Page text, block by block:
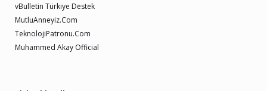
vBulletin Türkiye Destek
MutluAnneyiz.Com
TeknolojiPatronu.Com
Muhammed Akay Official